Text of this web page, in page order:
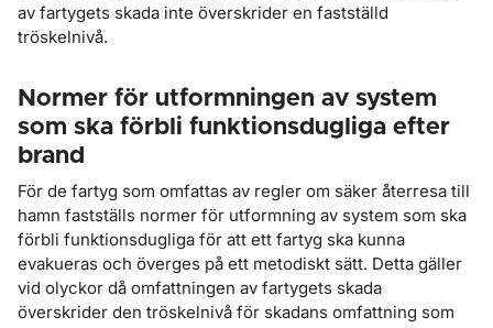
av fartygets skada inte överskrider en fastställd
tröskelnivå.
Normer för utformningen av system
som ska förbli funktionsdugliga efter
brand
För de fartyg som omfattas av regler om säker återresa till
hamn fastställs normer för utformning av system som ska
förbli funktionsdugliga för att ett fartyg ska kunna
evakueras och överges på ett metodiskt sätt. Detta gäller
vid olyckor då omfattningen av fartygets skada
överskrider den tröskelnivå för skadans omfattning som